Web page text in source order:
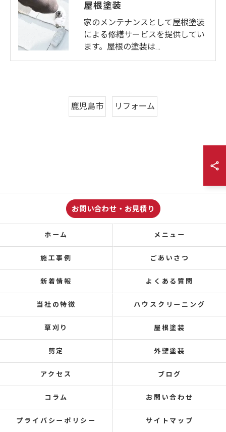
屋根塗装
家のメンテナンスとして屋根塗装
による修繕サービスを提供してい
ます。屋根の塗装は…
鹿児島市 リフォーム
お問い合わせ・お見積り
ホーム メニュー
施工事例 ごあいさつ
新着情報 よくある質問
当社の特徴 ハウスクリーニング
草刈り 屋根塗装
剪定 外壁塗装
アクセス ブログ
コラム お問い合わせ
プライバシーポリシー サイトマップ